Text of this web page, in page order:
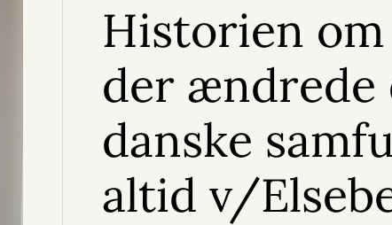
Historien
der ændrede
danske
altid v/